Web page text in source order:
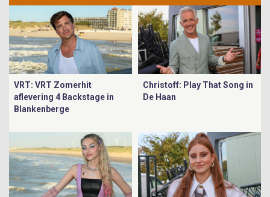
VRT: VRT Zomerhit
aflevering 4 Backstage in
Blankenberge
Christoff: Play That Song in
De Haan